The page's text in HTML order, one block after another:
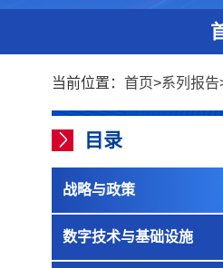
当前位置： 首页>系列报告
目录
战略与政策
数字技术与基础设施